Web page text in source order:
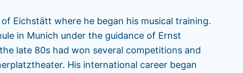
Eichstätt where he began his musical training.
in Munich under the guidance of Ernst
late 80s had won several competitions and
His international career began